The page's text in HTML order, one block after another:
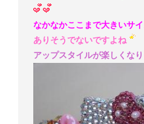
なかなかここまで大きいサ
ありそうでないですよね
アップスタイルが楽しくな